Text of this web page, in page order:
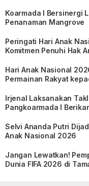
Koarmada I Bersinergi
Penanaman Mangrove
Peringati Hari Anak
Komitmen Penuhi Hak
Hari Anak Nasional
Permainan Rakyat
Irjenal Laksanakan
Pangkoarmada I
Selvi Ananda Putri
Anak Nasional 2026
Jangan Lewatkan!
Dunia FIFA 2026 di